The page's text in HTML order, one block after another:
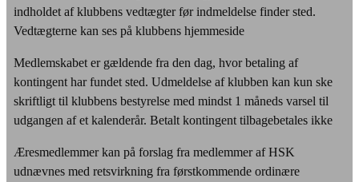
indholdet af klubbens vedtægter før indmeldelse finder sted.
Vedtægterne kan ses på klubbens hjemmeside
Medlemskabet er gældende fra den dag, hvor betaling af
kontingent har fundet sted. Udmeldelse af klubben kan kun ske
skriftligt til klubbens bestyrelse med mindst 1 måneds varsel til
udgangen af et kalenderår. Betalt kontingent tilbagebetales ikke
Æresmedlemmer kan på forslag fra medlemmer af HSK
udnævnes med retsvirkning fra førstkommende ordinære